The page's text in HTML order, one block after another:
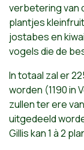
verbetering van
plantjes
jostabes en
vogels die de
In totaal zal er
worden (1190 in
zullen ter ere
uitgedeeld
Gillis kan 1 à 2